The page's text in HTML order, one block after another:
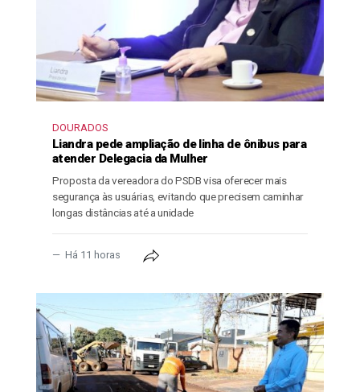
DOURADOS
Liandra pede ampliação de linha de ônibus para
atender Delegacia da Mulher
Proposta da vereadora do PSDB visa oferecer mais
segurança às usuárias, evitando que precisem caminhar
longas distâncias até a unidade
Há 11 horas